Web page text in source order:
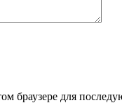
браузере для